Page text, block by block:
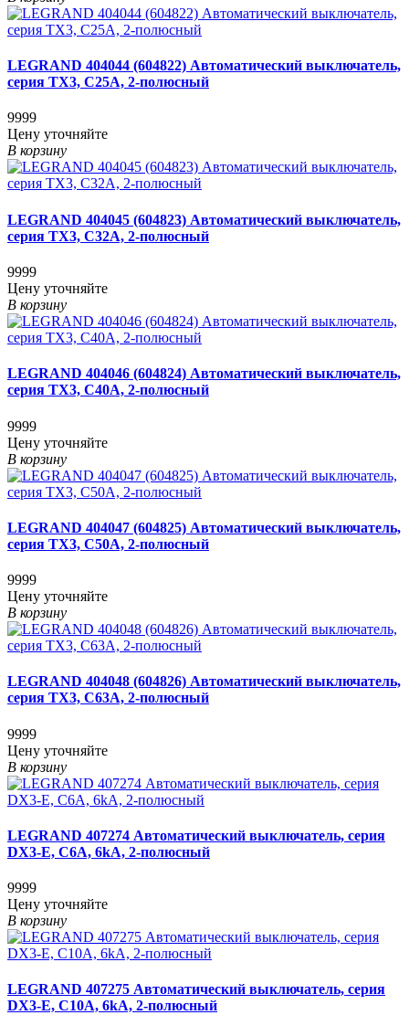
LEGRAND 404044 (604822) Автоматический выключатель,
серия TX3, С25A, 2-полюсный
9999
Цену уточняйте
В корзину
LEGRAND 404045 (604823) Автоматический выключатель,
серия TX3, С32A, 2-полюсный
9999
Цену уточняйте
В корзину
LEGRAND 404046 (604824) Автоматический выключатель,
серия TX3, С40A, 2-полюсный
9999
Цену уточняйте
В корзину
LEGRAND 404047 (604825) Автоматический выключатель,
серия TX3, С50A, 2-полюсный
9999
Цену уточняйте
В корзину
LEGRAND 404048 (604826) Автоматический выключатель,
серия TX3, С63A, 2-полюсный
9999
Цену уточняйте
В корзину
LEGRAND 407274 Автоматический выключатель, серия
DX3-E, С6A, 6kA, 2-полюсный
9999
Цену уточняйте
В корзину
LEGRAND 407275 Автоматический выключатель, серия
DX3-E, С10A, 6kA, 2-полюсный